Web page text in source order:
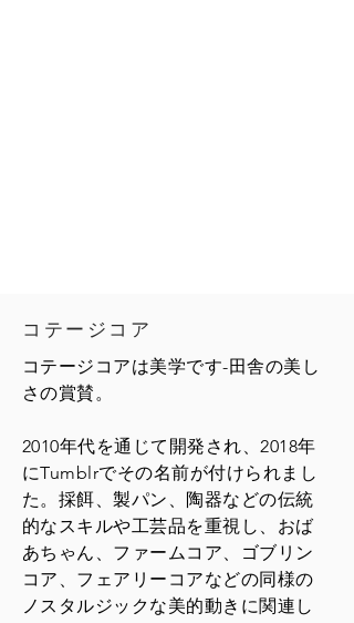
コテージコア
コテージコアは美学です-田舎の美し
さの賞賛。
2010年代を通じて開発され、2018年
にTumblrでその名前が付けられまし
た。採餌、製パン、陶器などの伝統
的なスキルや工芸品を重視し、おば
あちゃん、ファームコア、ゴブリン
コア、フェアリーコアなどの同様の
ノスタルジックな美的動きに関連し